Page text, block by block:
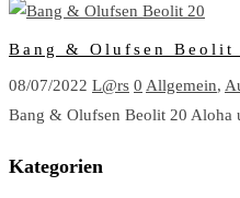
Bang & Olufsen Beolit
08/07/2022 L@rs 0 Allgemein,
Bang & Olufsen Beolit 20 Aloha
Kategorien